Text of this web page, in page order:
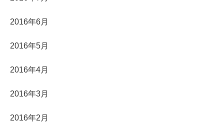
2016年6月
2016年5月
2016年4月
2016年3月
2016年2月